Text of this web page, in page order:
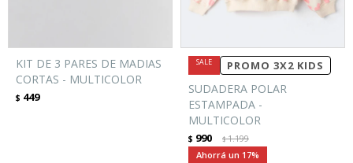
KIT DE 3 PARES DE MADIAS
CORTAS - MULTICOLOR
$ 449
PROMO 3X2 KIDS
SUDADERA POLAR
ESTAMPADA -
MULTICOLOR
$ 990 $1.199
17